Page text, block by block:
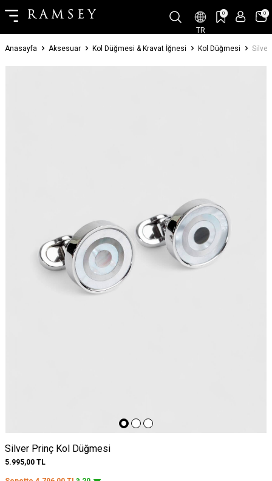
TR
0 0
Anasayfa Aksesuar Kol Düğmesi & Kravat İğnesi Kol Düğmesi
Silver Prinç Kol Düğmesi
5.995,00 TL